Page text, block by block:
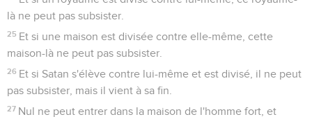
là ne peut pas subsister.
25 Et si une maison est divisée contre elle-même, cette
maison-là ne peut pas subsister.
26 Et si Satan s'élève contre lui-même et est divisé, il ne peut
pas subsister, mais il vient à sa fin.
27 Nul ne peut entrer dans la maison de l'homme fort, et